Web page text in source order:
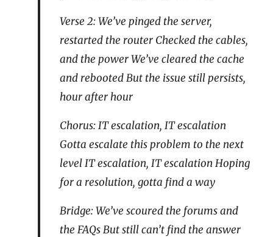
Verse 2: We’ve pinged the server,
restarted the router Checked the cables,
and the power We’ve cleared the cache
and rebooted But the issue still persists,
hour after hour
Chorus: IT escalation, IT escalation
Gotta escalate this problem to the next
level IT escalation, IT escalation Hoping
for a resolution, gotta find a way
Bridge: We’ve scoured the forums and
the FAQs But still can’t find the answer